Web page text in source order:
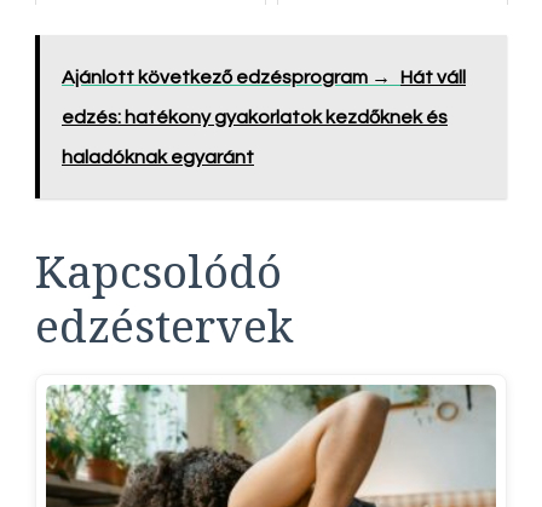
Ajánlott következő edzésprogram → Hát váll
edzés: hatékony gyakorlatok kezdőknek és
haladóknak egyaránt
Kapcsolódó
edzéstervek